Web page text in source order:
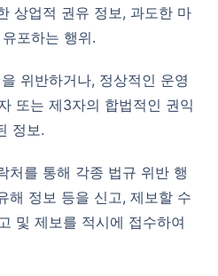
포하는 행위.
또는 제3자의 합법적인 권익
정보.
해 정보 등을 신고, 제보할 수
및 제보를 적시에 접수하여